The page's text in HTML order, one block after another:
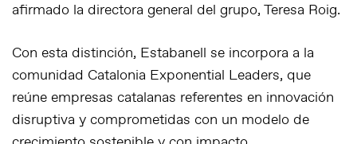
afirmado la directora general del grupo, Teresa Roig.
Con esta distinción, Estabanell se incorpora a la
comunidad Catalonia Exponential Leaders, que
reúne empresas catalanas referentes en innovación
disruptiva y comprometidas con un modelo de